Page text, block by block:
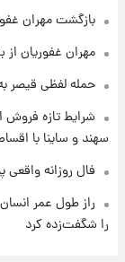
بازگشت مهران
مهران غفوریان
حمله لفظی قیصر
شرایط تازه
سهند و ساینا با
فال روزانه واقعی پنجشنبه
را شگفت‌زده کرد